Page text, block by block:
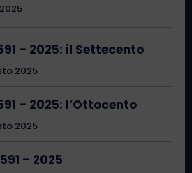
– 2025: il Settecento
2025
– 2025: l’Ottocento
2025
– 2025